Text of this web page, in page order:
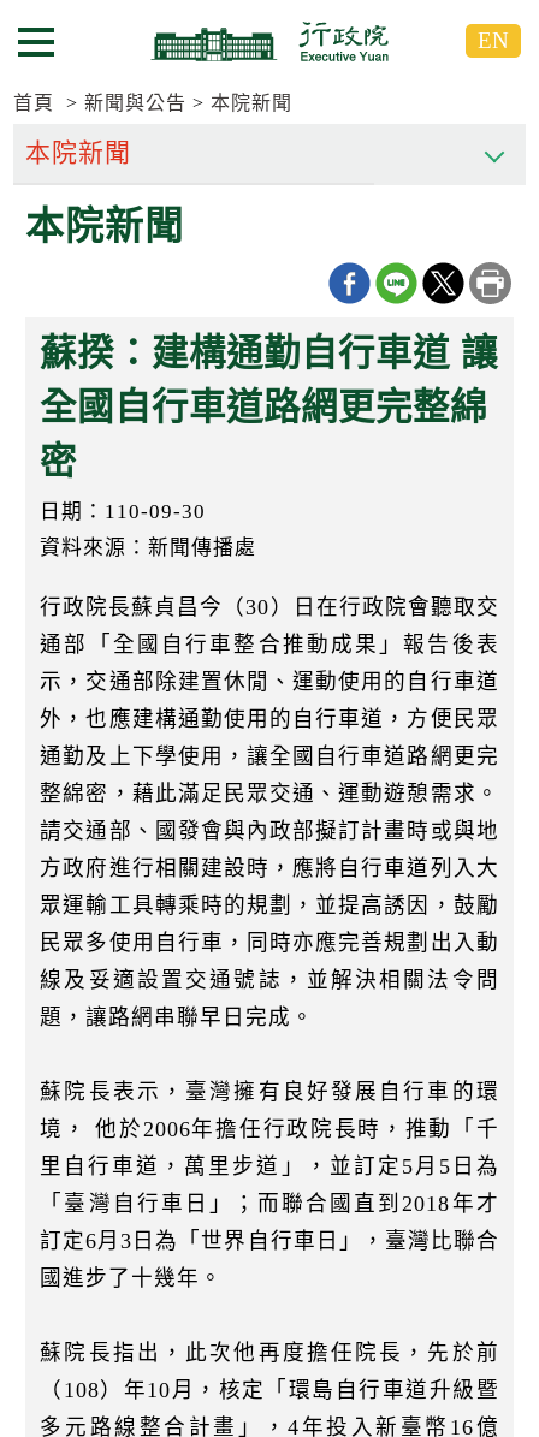
到
要
區
到
要
區
選單按鈕 EN
首頁 新聞與公告 本院新聞
本院新聞
蘇揆：建構通勤自行車道 讓
全國自行車道路網更完整綿
密
日期：110-09-30
資料來源：新聞傳播處
行政院長蘇貞昌今（30）日在行政院會聽取交
通部「全國自行車整合推動成果」報告後表
示，交通部除建置休閒、運動使用的自行車道
外，也應建構通勤使用的自行車道，方便民眾
通勤及上下學使用，讓全國自行車道路網更完
整綿密，藉此滿足民眾交通、運動遊憩需求。
請交通部、國發會與內政部擬訂計畫時或與地
方政府進行相關建設時，應將自行車道列入大
眾運輸工具轉乘時的規劃，並提高誘因，鼓勵
民眾多使用自行車，同時亦應完善規劃出入動
線及妥適設置交通號誌，並解決相關法令問
題，讓路網串聯早日完成。
蘇院長表示，臺灣擁有良好發展自行車的環
境， 他於2006年擔任行政院長時，推動「千
里自行車道，萬里步道」，並訂定5月5日為
「臺灣自行車日」；而聯合國直到2018年才
訂定6月3日為「世界自行車日」，臺灣比聯合
國進步了十幾年。
蘇院長指出，此次他再度擔任院長，先於前
（108）年10月，核定「環島自行車道升級暨
多元路線整合計畫」，4年投入新臺幣16億